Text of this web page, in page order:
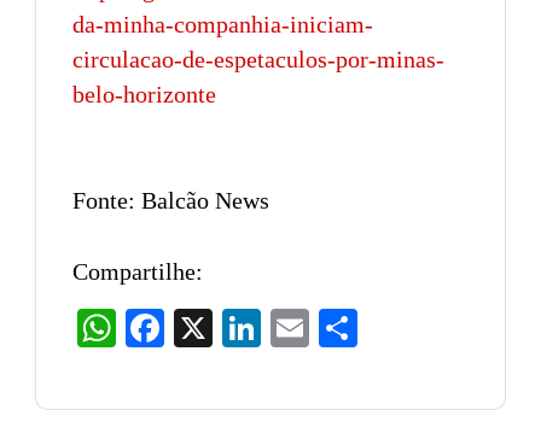
da-minha-companhia-iniciam-
circulacao-de-espetaculos-por-minas-
belo-horizonte
Fonte: Balcão News
Compartilhe:
WhatsAppFacebook LinkedIn
Email